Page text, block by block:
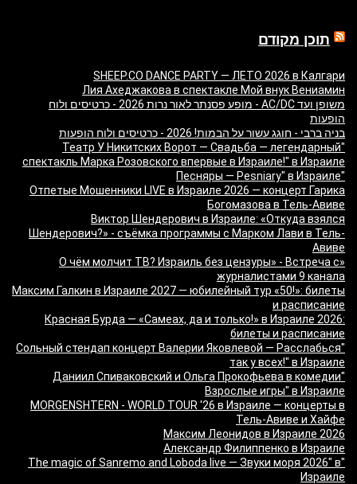
תוכן מקודם
SHEEP.CO DANCE PARTY — ЛЕТО 2026 в Калгари
Лия Ахеджакова в спектакле Мой внук Вениамин
משופן ועד AC/DC - מופע פסנתר לאור נרות 2026 - כרטיסים ולוח
הופעות
בניה ברבי - חוגג עשור על הבמות! 2026 - כרטיסים ולוח הופעות
"Театр У Никитских Ворот — Свадьба — легендарный
спектакль Марка Розовского впервые в Израиле!" в Израиле
"Песняры — Pesniary" в Израиле
Отпетые Мошенники LIVE в Израиле 2026 — концерт Гарика
Богомазова в Тель-Авиве
Виктор Шендерович в Израиле: «Откуда взялся
Шендерович?» - съёмка программы с Марком Лави в Тель-
Авиве
«О чём молчит ТВ? Израиль без цензуры» - Встреча с
журналистами 9 канала
Максим Галкин в Израиле 2027 — юбилейный тур «50!»: билеты
и расписание
Красная Бурда — «Самеах, да и только!» в Израиле 2026:
билеты и расписание
"Сольный стендап концерт Валерии Яковлевой — Расслабься
так у всех!" в Израиле
"Даниил Спиваковский и Ольга Прокофьева в комедии
Взрослые игры" в Израиле
MORGENSHTERN - WORLD TOUR '26 в Израиле — концерты в
Тель-Авиве и Хайфе
Максим Леонидов в Израиле 2026
Александр Филиппенко в Израиле
"The magic of Sanremo and Loboda live — Звуки моря 2026" в
Израиле